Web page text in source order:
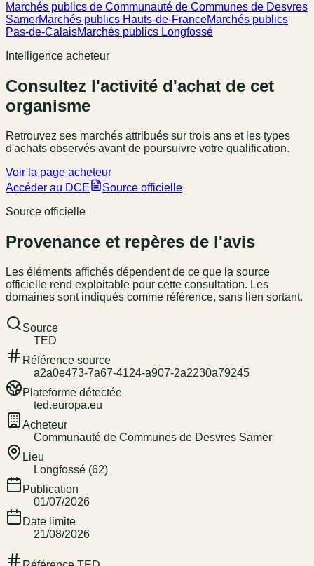
Marchés publics de Communauté de Communes de Desvres
SamerMarchés publics Hauts-de-FranceMarchés publics
Pas-de-CalaisMarchés publics Longfossé
Intelligence acheteur
Consultez l'activité d'achat de cet
organisme
Retrouvez ses marchés attribués sur trois ans et les types
d'achats observés avant de poursuivre votre qualification.
Voir la page acheteur
Accéder au DCE
Source officielle
Source officielle
Provenance et repères de l'avis
Les éléments affichés dépendent de ce que la source
officielle rend exploitable pour cette consultation. Les
domaines sont indiqués comme référence, sans lien sortant.
Source
TED
Référence source
a2a0e473-7a67-4124-a907-2a2230a79245
Plateforme détectée
ted.europa.eu
Acheteur
Communauté de Communes de Desvres Samer
Lieu
Longfossé (62)
Publication
01/07/2026
Date limite
21/08/2026